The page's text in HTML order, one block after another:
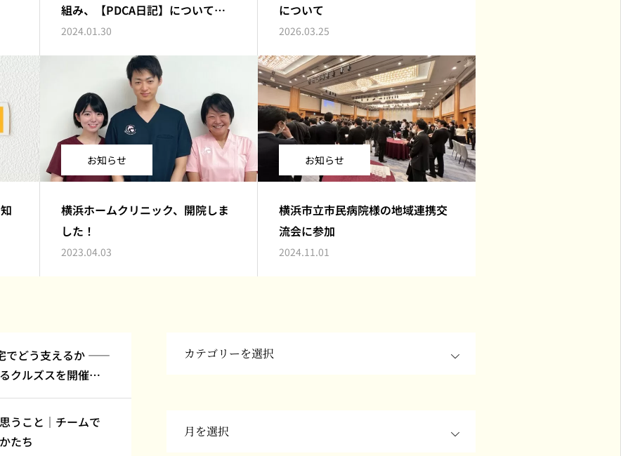
組み、【PDCA日記】についてご紹
介！
2024.01.30
について
2026.03.25
お知らせ
横浜ホームクリニック、開院しま
した！
2023.04.03
お知らせ
横浜市立市民病院様の地域連携交
流会に参加
2024.11.01
でどう支えるか ――
クルズスを開催し
うこと｜チームで
たち